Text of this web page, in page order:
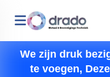
We zijn druk
te voegen,